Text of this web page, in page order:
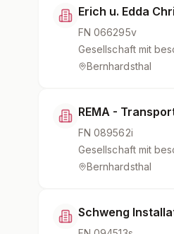
Erich u. Edda
FN066295v
Gesellschaft mit
Bernhardsthal
REMA -
FN089562i
Gesellschaft mit
Bernhardsthal
Schweng